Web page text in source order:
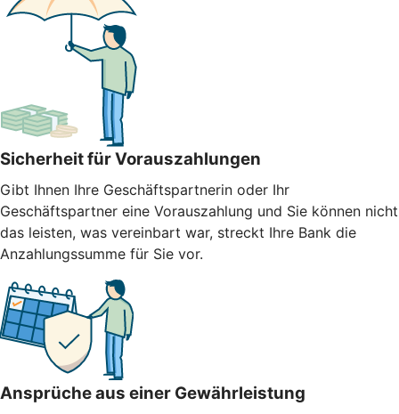
Sicherheit für Vorauszahlungen
Gibt Ihnen Ihre Geschäftspartnerin oder Ihr
Geschäftspartner eine Vorauszahlung und Sie können nicht
das leisten, was vereinbart war, streckt Ihre Bank die
Anzahlungssumme für Sie vor.
Ansprüche aus einer Gewährleistung